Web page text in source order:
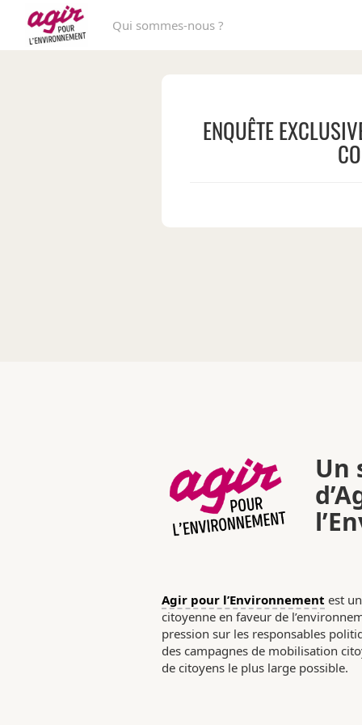
Qui sommes-nous ?
ENQUÊTE
Un
Agir pour l’Environnement est
citoyenne en faveur de
pression sur les responsables
des campagnes de mobilisation
de citoyens le plus large possible.